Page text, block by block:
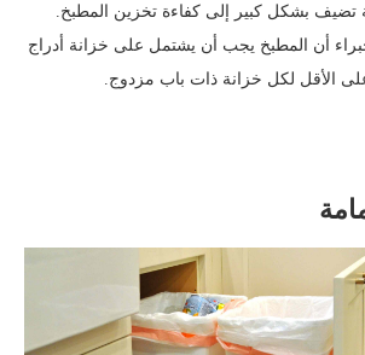
تضيف بشكل كبير إلى كفاءة تخزين المطبخ.
أن المطبخ يجب أن يشتمل على خزانة أدراج
الأقل لكل خزانة ذات باب مزدوج.